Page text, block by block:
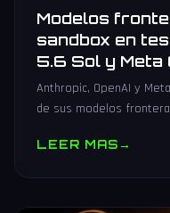
Modelos
sandbox en
5.6 Sol y
Anthropic, OpenAI y
de sus modelos
LEER MAS→